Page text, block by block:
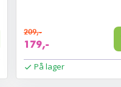
209,-
179,-
På lager